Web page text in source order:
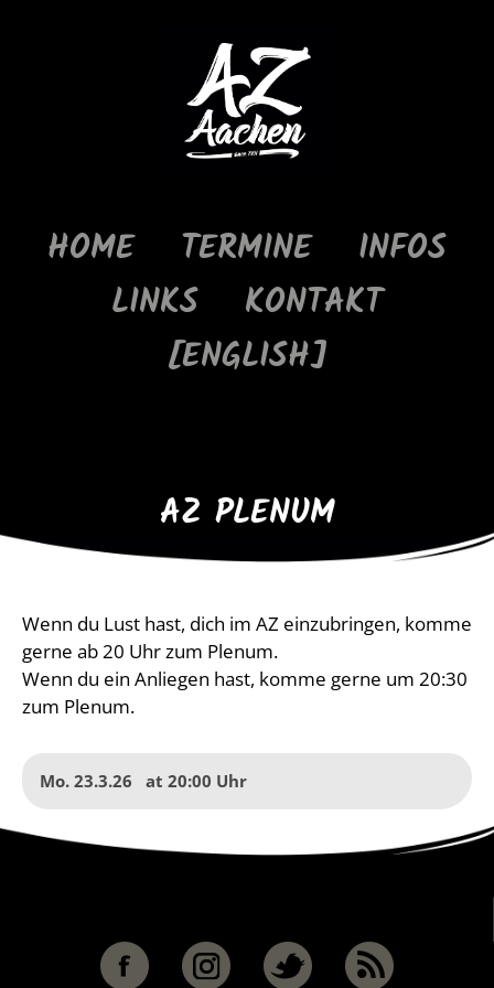
HOME TERMINE
INFOS
LINKS
KONTAKT
[ENGLISH]
AZ PLENUM
Wenn du Lust hast, dich im AZ einzubringen, komme
gerne ab 20 Uhr zum Plenum.
Wenn du ein Anliegen hast, komme gerne um 20:30
zum Plenum.
Mo. 23.3.26 at 20:00